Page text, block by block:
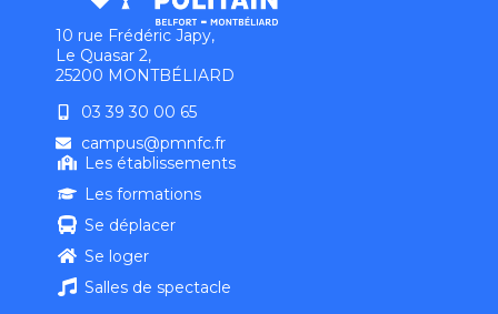
10 rue Frédéric Japy,
Le Quasar 2,
25200 MONTBÉLIARD
03 39 30 00 65
campus@pmnfc.fr
Les établissements
Les formations
Se déplacer
Se loger
Salles de spectacle